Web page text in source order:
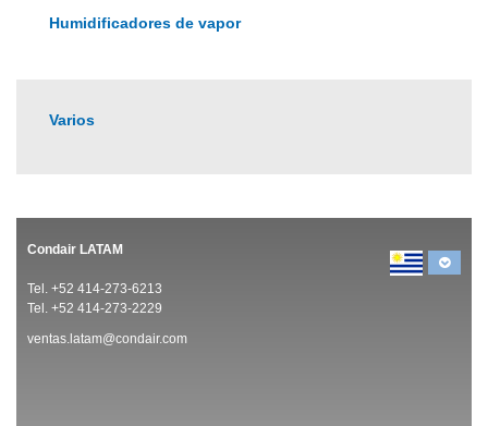
Humidificadores de vapor
Varios
Condair LATAM
Tel. +52 414-273-6213
Tel. +52 414-273-2229
ventas.latam@condair.com